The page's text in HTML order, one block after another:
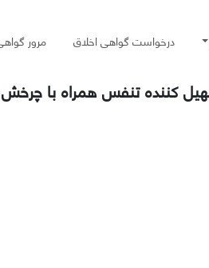
درخواست گواهی اخلاق مرور
کننده تنفس همراه با